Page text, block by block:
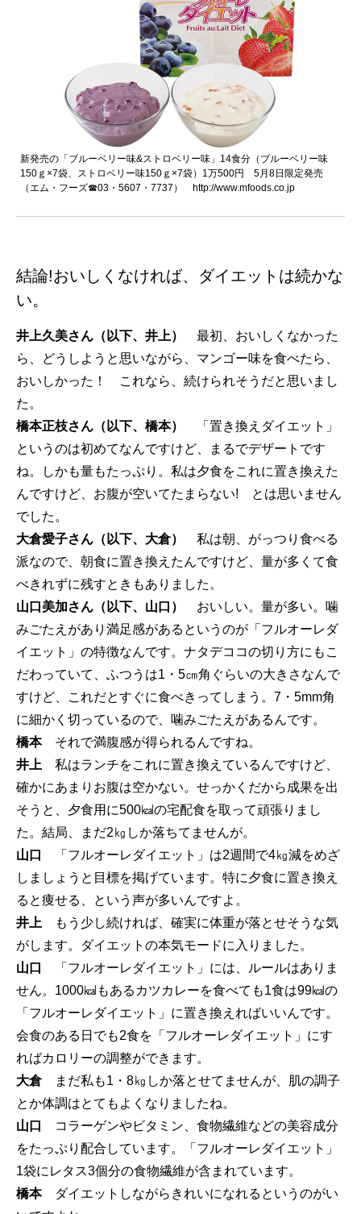
新発売の「ブルーベリー味&ストロベリー味」14食分（ブルーベリー味
150ｇ×7袋、ストロベリー味150ｇ×7袋）1万500円 5月8日限定発売
（エム・フーズ☎03・5607・7737） http://www.mfoods.co.jp
結論!おいしくなければ、ダイエットは続かな
い。
井上久美さん（以下、井上）
最初、おいしくなかった
ら、どうしようと思いながら、マンゴー味を食べたら、
おいしかった！ これなら、続けられそうだと思いまし
た。
橋本正枝さん（以下、橋本）
「置き換えダイエット」
というのは初めてなんですけど、まるでデザートです
ね。しかも量もたっぷり。私は夕食をこれに置き換えた
んですけど、お腹が空いてたまらない! とは思いません
でした。
大倉愛子さん（以下、大倉）
私は朝、がっつり食べる
派なので、朝食に置き換えたんですけど、量が多くて食
べきれずに残すときもありました。
山口美加さん（以下、山口）
おいしい。量が多い。噛
みごたえがあり満足感があるというのが「フルオーレダ
イエット」の特徴なんです。ナタデココの切り方にもこ
だわっていて、ふつうは1・5㎝角ぐらいの大きさなんで
すけど、これだとすぐに食べきってしまう。7・5mm角
に細かく切っているので、噛みごたえがあるんです。
橋本それで満腹感が得られるんですね。
井上 私はランチをこれに置き換えているんですけど、
確かにあまりお腹は空かない。せっかくだから成果を出
そうと、夕食用に500㎉の宅配食を取って頑張りまし
た。結局、まだ2㎏しか落ちてませんが。
山口
「フルオーレダイエット」は2週間で4㎏減をめざ
しましょうと目標を掲げています。特に夕食に置き換え
ると痩せる、という声が多いんですよ。
井上 もう少し続ければ、確実に体重が落とせそうな気
がします。ダイエットの本気モードに入りました。
山口
「フルオーレダイエット」には、ルールはありま
せん。1000㎉もあるカツカレーを食べても1食は99㎉の
「フルオーレダイエット」に置き換えればいいんです。
会食のある日でも2食を「フルオーレダイエット」にす
ればカロリーの調整ができます。
大倉まだ私も1・8㎏しか落とせてませんが、肌の調子
とか体調はとてもよくなりましたね。
山口
コラーゲンやビタミン、食物繊維などの美容成分
をたっぷり配合しています。「フルオーレダイエット」
1袋にレタス3個分の食物繊維が含まれています。
橋本ダイエットしながらきれいになれるというのがい